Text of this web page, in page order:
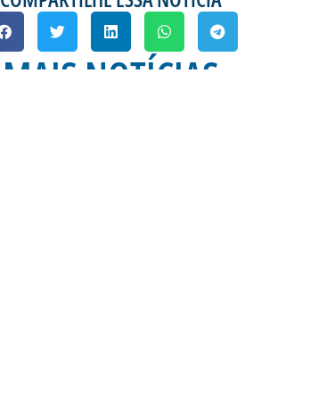
MAIS NOTÍCIAS